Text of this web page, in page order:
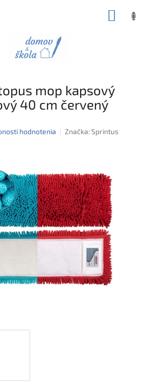
mop kapsový
40 cm červený
hodnotenia Značka:Sprintus